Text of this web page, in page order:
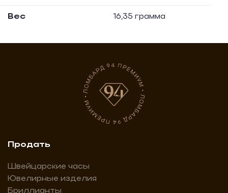
Вес 16,35 грамма
Продать
Швейцарские часы
Ювелирные изделия
Бриллианты